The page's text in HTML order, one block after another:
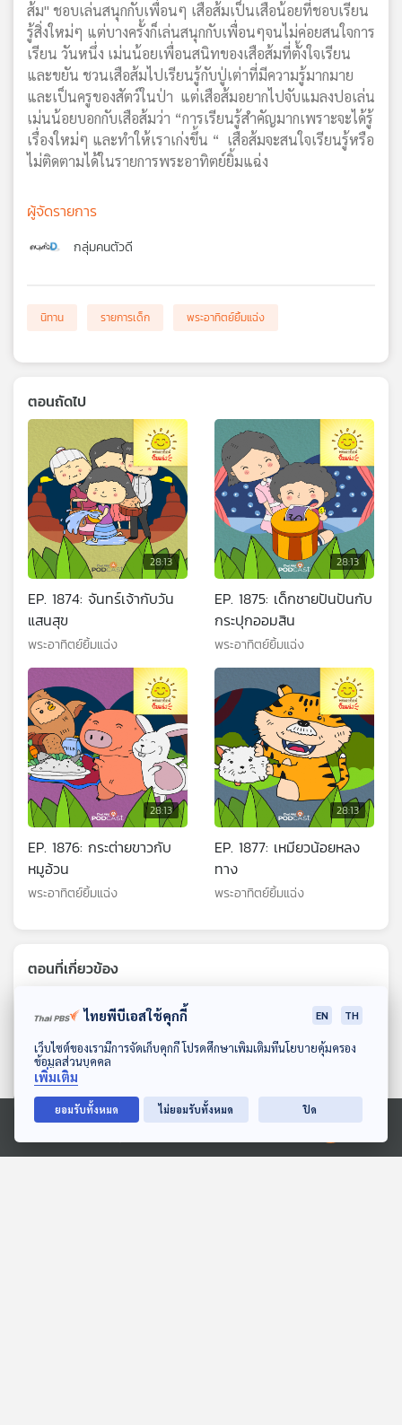
แผนที่
วิทยุ
เครือ
ข่าย
ดาวน์โหลด Thai PBS Podcast Application
Ⓒ 2020 องค์การกระจายเสียงและแพร่ภาพสาธารณะแห่งประเทศไทย
ส้ม" ชอบเล่นสนุกกับเพื่อนๆ เสือส้มเป็นเสือน้อยที่ชอบเรียน
รู้สิ่งใหม่ๆ แต่บางครั้งก็เล่นสนุกกับเพื่อนๆจนไม่ค่อยสนใจการ
เรียน วันหนึ่ง เม่นน้อยเพื่อนสนิทของเสือส้มที่ตั้งใจเรียน
และขยัน ชวนเสือส้มไปเรียนรู้กับปู่เต่าที่มีความรู้มากมาย
และเป็นครูของสัตว์ในป่า แต่เสือส้มอยากไปจับแมลงปอเล่น
เม่นน้อยบอกกับเสือส้มว่า “การเรียนรู้สำคัญมากเพราะจะได้รู้
เรื่องใหม่ๆ และทำให้เราเก่งขึ้น “ เสือส้มจะสนใจเรียนรู้หรือ
ไม่ติดตามได้ในรายการพระอาทิตย์ยิ้มแฉ่ง
ผู้จัดรายการ
กลุ่มคนตัวดี
นิทาน รายการเด็ก พระอาทิตย์ยิ้มแฉ่ง
ตอนถัดไป
28:13
EP. 1874: จันทร์เจ้ากับวัน
แสนสุข
พระอาทิตย์ยิ้มแฉ่ง
28:13
EP. 1875: เด็กชายปันปันกับ
กระปุกออมสิน
พระอาทิตย์ยิ้มแฉ่ง
28:13
EP. 1876: กระต่ายขาวกับ
หมูอ้วน
พระอาทิตย์ยิ้มแฉ่ง
28:13
EP. 1877: เหมียวน้อยหลง
ทาง
พระอาทิตย์ยิ้มแฉ่ง
ตอนที่เกี่ยวข้อง
ไทยพีบีเอสใช้คุกกี้ EN TH
เว็บไซต์ของเรามีการจัดเก็บคุกกี้ โปรดศึกษาเพิ่มเติมที่นโยบายคุ้มครอง
ข้อมูลส่วนบุคคล
เพิ่มเติม
ยอมรับทั้งหมด ไม่ยอมรับทั้งหมด ปิด